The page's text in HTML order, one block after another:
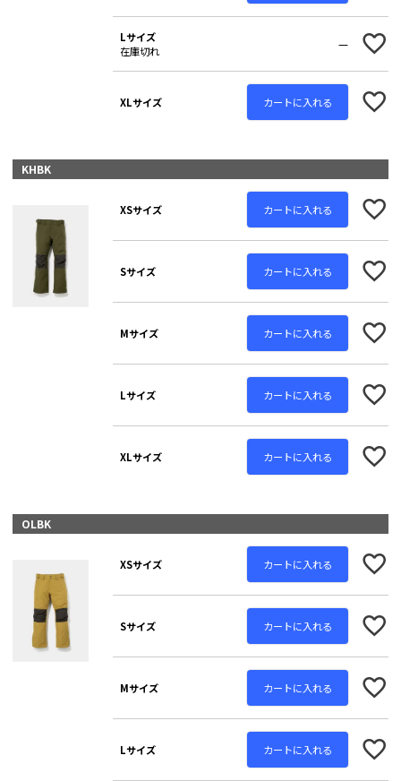
Lサイズ
在庫切れ
—
XLサイズ カートに入れる
KHBK
XSサイズ カートに入れる
Sサイズ カートに入れる
Mサイズ カートに入れる
Lサイズ カートに入れる
XLサイズ カートに入れる
OLBK
XSサイズ カートに入れる
Sサイズ カートに入れる
Mサイズ カートに入れる
Lサイズ カートに入れる